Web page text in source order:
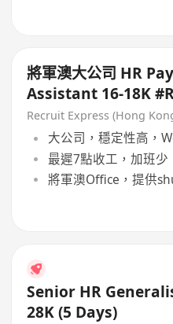
將軍澳大公司 HR
Assistant 16-18K
Recruit Express (Hong
大公司，穩定性高，
最遲7點收工，加班少
將軍澳Office，提供
Senior HR
28K (5 Days)